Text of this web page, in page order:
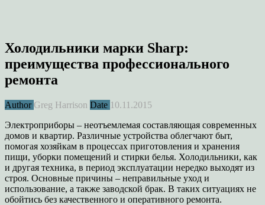
Холодильники марки Sharp:
преимущества профессионального
ремонта
Author Greg Harrison Date 10.11.2015
Электроприборы – неотъемлемая составляющая современных
домов и квартир. Различные устройства облегчают быт,
помогая хозяйкам в процессах приготовления и хранения
пищи, уборки помещений и стирки белья. Холодильники, как
и другая техника, в период эксплуатации нередко выходят из
строя. Основные причины – неправильные уход и
использование, а также заводской брак. В таких ситуациях не
обойтись без качественного и оперативного ремонта.